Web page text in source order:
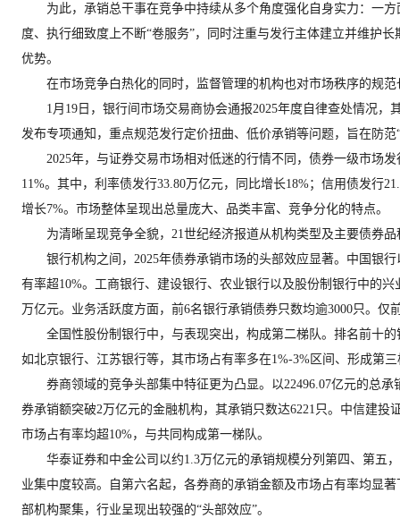
为此，承销总干事在竞争中持续从多个角度强化自身实力：一方
度、执行细致度上不断“卷服务”，同时注重与发行主体建立并维护
优势。
在市场竞争白热化的同时，监督管理的机构也对市场秩序的规范
1月19日，银行间市场交易商协会通报2025年度自律查处情况，
发布专项通知，重点规范发行定价扭曲、低价承销等问题，旨在防范
2025年，与证券交易市场相对低迷的行情不同，债券一级市场发
11%。其中，利率债发行33.80万亿元，同比增长18%；信用债发行
增长7%。市场整体呈现出总量庞大、品类丰富、竞争分化的特点。
为清晰呈现竞争全貌，21世纪经济报道从机构类型及主要债券品
银行机构之间，2025年债券承销市场的头部效应显著。中国银行
有率超10%。工商银行、建设银行、农业银行以及股份制银行中的
万亿元。业务活跃度方面，前6名银行承销债券只数均逾3000只。
全国性股份制银行中，与表现突出，构成第二梯队。排名前十的
如北京银行、江苏银行等，其市场占有率多在1%-3%区间、形成第
券商领域的竞争头部集中特征更为凸显。以22496.07亿元的总承
券承销额突破2万亿元的金融机构，其承销只数达6221只。中信建
市场占有率均超10%，与共同构成第一梯队。
华泰证券和中金公司以约1.3万亿元的承销规模分列第四、第五
业集中度较高。自第六名起，各券商的承销金额及市场占有率均显
部机构聚集，行业呈现出较强的“头部效应”。